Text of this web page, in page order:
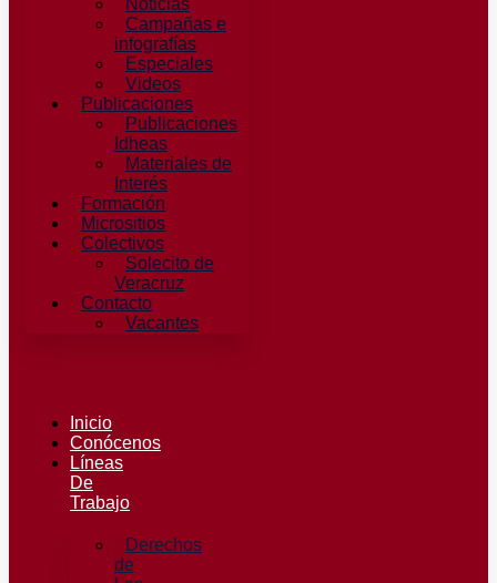
Noticias
Campañas e
infografías
Especiales
Videos
Publicaciones
Publicaciones
Idheas
Materiales de
Interés
Formación
Micrositios
Colectivos
Solecito de
Veracruz
Contacto
Vacantes
Inicio
Conócenos
Líneas
De
Trabajo
Derechos
de